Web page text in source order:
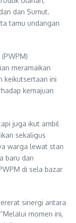
dan Sumut.
tamu undangan
meramaikan
keikutsertaan ini
kemajuan
juga ikut ambil
sekaligus
warga lewat stan
baru dan
di sela bazar
sinergi antara
momen ini,